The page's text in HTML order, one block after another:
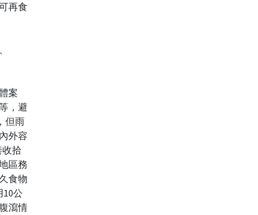
再食
案
，避
但雨
外容
收拾
區務
食物
公
瀉情